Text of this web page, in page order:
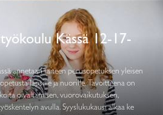
Kässä 12-17-
annetaan taiteen perusopetuksen yleisen
lapsille ja nuorille. Tavoitteena on
oivaltamisen, vuorovaikutuksen,
avulla. Syyslukukausi alkaa ke